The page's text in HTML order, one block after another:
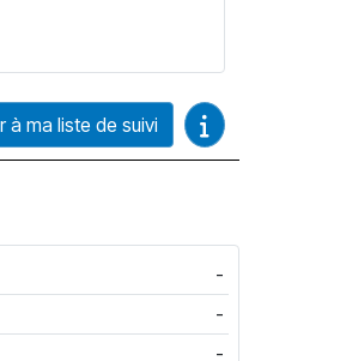
à ma liste de suivi Guides vidéo
-
-
-